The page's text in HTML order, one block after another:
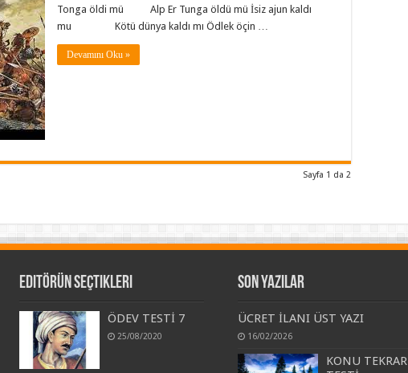
Tonga öldi mü Alp Er Tunga öldü mü İsiz ajun kaldı
mu Kötü dünya kaldı mı Ödlek öçin …
Devamını Oku »
Sayfa 1 da 2
Editörün Seçtikleri
ÖDEV TESTİ 7
25/08/2020
Son Yazılar
ÜCRET İLANI ÜST YAZI
16/02/2026
KONU TEKRAR